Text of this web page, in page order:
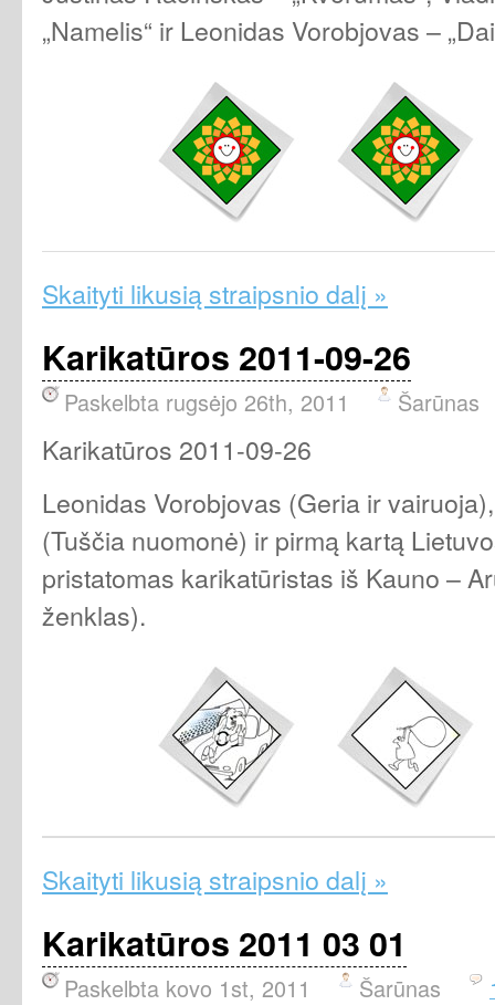
„Namelis“ ir Leonidas Vorobjovas –
Skaityti likusią straipsnio dalį »
Karikatūros 2011-09-26
Paskelbta rugsėjo 26th, 2011 Šarūnas
Karikatūros 2011-09-26
Leonidas Vorobjovas (Geria ir
(Tuščia nuomonė) ir pirmą kartą
pristatomas karikatūristas iš Kauno –
ženklas).
Skaityti likusią straipsnio dalį »
Karikatūros 2011 03 01
Paskelbta kovo 1st, 2011 Šarūnas